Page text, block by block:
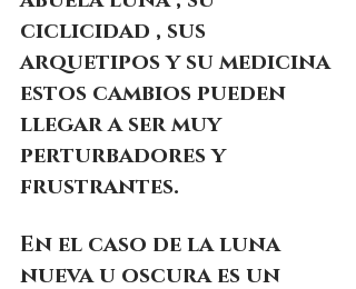
ciclicidad , sus
arquetipos y su medicina
estos cambios pueden
llegar a ser muy
perturbadores y
frustrantes.
En el caso de la luna
nueva u oscura es un